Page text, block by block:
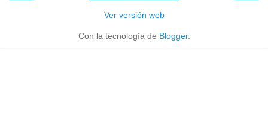
Ver versión web
Con la tecnología de Blogger.